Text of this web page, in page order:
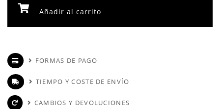
Añadir al carrito
FORMAS DE PAGO
TIEMPO Y COSTE DE ENVÍO
CAMBIOS Y DEVOLUCIONES